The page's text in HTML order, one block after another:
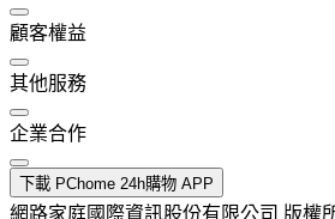
顧客權益
其他服務
企業合作
下載 PChome 24h購物 APP
網路家庭國際資訊股份有限公司 版權